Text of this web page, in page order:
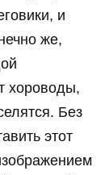
и
же,
хороводы,
Без
этот